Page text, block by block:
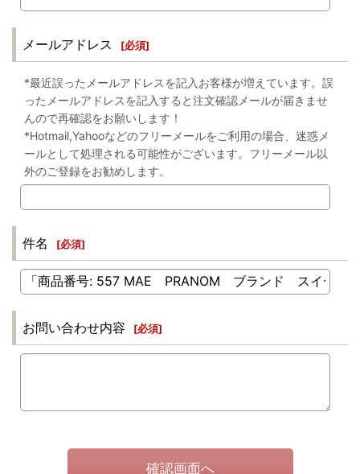
メールアドレス [必須]
*最近誤ったメールアドレスを記入お客様が増えています。誤
ったメールアドレスを記入すると注文確認メールが届きませ
んので再確認をお願いします！
*Hotmail,Yahooなどのフリーメールをご利用の場合、迷惑メ
ールとして処理される可能性がございます。フリーメール以
外のご登録をお勧めします。
件名 [必須]
お問い合わせ内容 [必須]
確認画面へ